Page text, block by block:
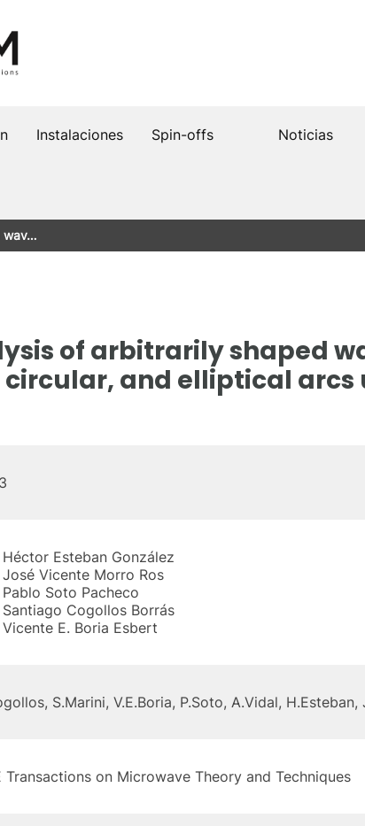
Instalaciones Spin-offs Noticias
wav…
of arbitrarily shaped
and elliptical arcs
Héctor Esteban González
José Vicente Morro Ros
Pablo Soto Pacheco
Santiago Cogollos Borrás
Vicente E. Boria Esbert
S.Marini, V.E.Boria, P.Soto, A.Vidal, H.Esteban,
Transactions on Microwave Theory and Techniques